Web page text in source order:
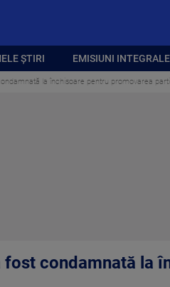
ȘTIRI EMISIUNI INTEGRALE
la închisoare pentru promovarea
fost condamnată la